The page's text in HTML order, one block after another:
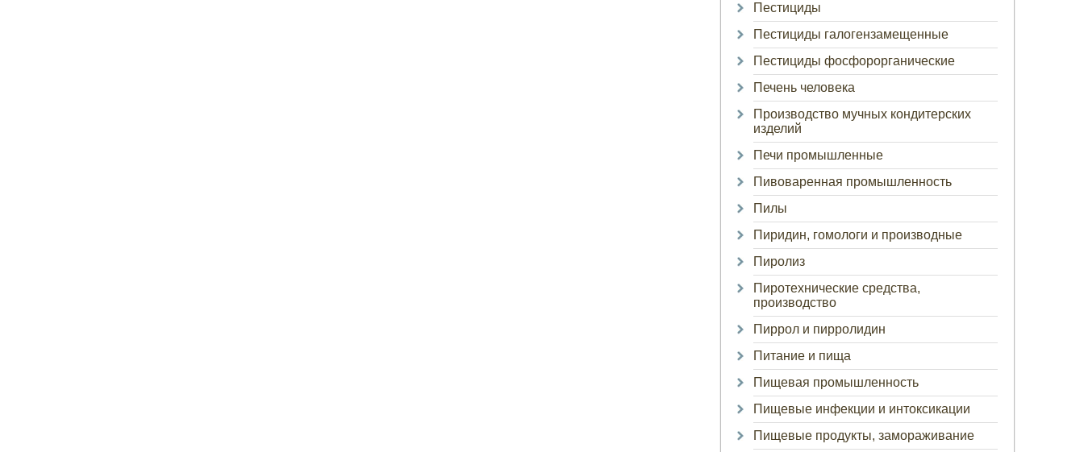
Пестициды
Пестициды галогензамещенные
Пестициды фосфорорганические
Печень человека
Производство мучных кондитерских
изделий
Печи промышленные
Пивоваренная промышленность
Пилы
Пиридин, гомологи и производные
Пиролиз
Пиротехнические средства,
производство
Пиррол и пирролидин
Питание и пища
Пищевая промышленность
Пищевые инфекции и интоксикации
Пищевые продукты, замораживание